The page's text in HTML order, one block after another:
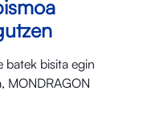
batek bisita egin
MONDRAGON